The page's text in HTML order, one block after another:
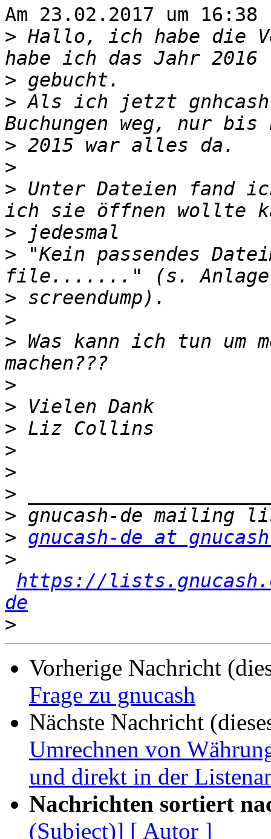
Am 23.02.2017 um
> Hallo, ich habe die
>
> Als ich jetzt
>
>
> Unter Dateien fand
>
> "Kein passendes
>
>
> Was kann ich tun um
>
>
>
>
>
>
>
> gnucash-de at
>
https://
de
>
Vorherige Nachricht
Frage zu gnucash
Nächste Nachricht
Umrechnen von
und direkt in der
Nachrichten sortiert
(Subject)] [ Autor ]